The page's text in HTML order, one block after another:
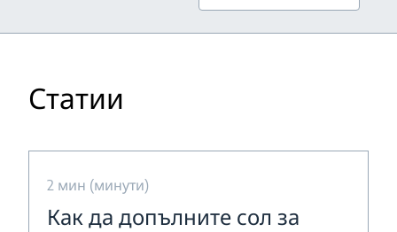
Статии
2 мин (минути)
Как да допълните сол за